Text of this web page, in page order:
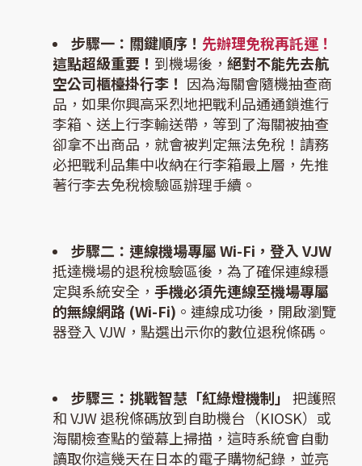
步驟一：關鍵順序！ 先辦理免稅再託運！
這點超級重要！ 到機場後， 絕對不能先去航
空公司櫃檯掛行李！ 因為海關會隨機抽查商
品，如果你興高采烈地把戰利品通通鎖進行
李箱、送上行李輸送帶，等到了海關被抽查
卻拿不出商品，就會被判定無法免稅！請務
必把戰利品集中收納在行李箱最上層，先推
著行李去免稅檢驗區辦理手續。
步驟二：連線機場專屬 Wi-Fi，登入 VJW
抵達機場的退稅檢驗區後，為了確保連線穩
定與系統安全， 手機必須先連線至機場專屬
的無線網路 (Wi-Fi) 。連線成功後，開啟瀏覽
器登入 VJW，點選出示你的數位退稅條碼。
步驟三：挑戰智慧「紅綠燈機制」 把護照
和 VJW 退稅條碼放到自助機台（KIOSK）或
海關檢查點的螢幕上掃描，這時系統會自動
讀取你這幾天在日本的電子購物紀錄，並亮